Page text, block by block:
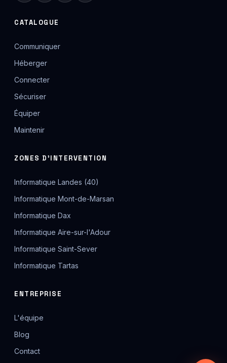
CATALOGUE
Communiquer
Héberger
Connecter
Sécuriser
Équiper
Maintenir
ZONES D'INTERVENTION
Informatique Landes (40)
Informatique Mont-de-Marsan
Informatique Dax
Informatique Aire-sur-l'Adour
Informatique Saint-Sever
Informatique Tartas
ENTREPRISE
L'équipe
Blog
Contact